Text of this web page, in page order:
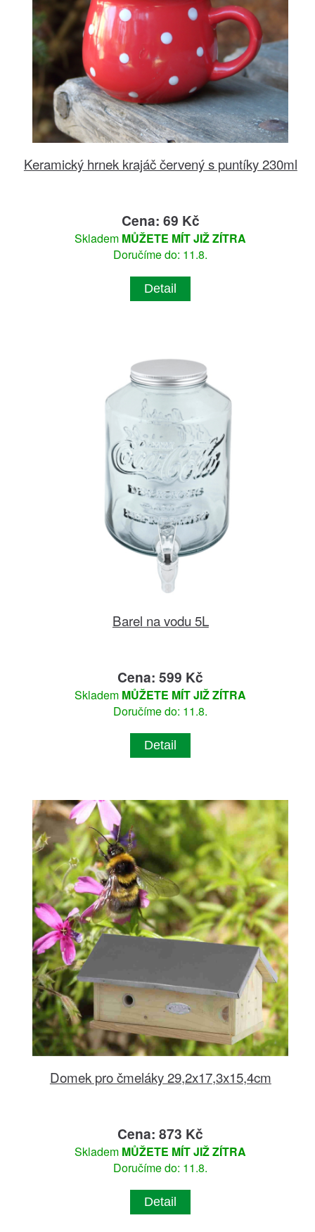
Keramický hrnek krajáč červený s puntíky 230ml
Cena: 69 Kč
Skladem MŮŽETE MÍT JIŽ ZÍTRA
Doručíme do: 11.8.
Detail
Barel na vodu 5L
Cena: 599 Kč
Skladem MŮŽETE MÍT JIŽ ZÍTRA
Doručíme do: 11.8.
Detail
Domek pro čmeláky 29,2x17,3x15,4cm
Cena: 873 Kč
Skladem MŮŽETE MÍT JIŽ ZÍTRA
Doručíme do: 11.8.
Detail